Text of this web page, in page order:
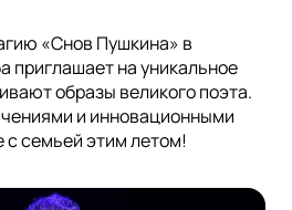
«Снов Пушкина» в
приглашает на уникальное
образы великого поэта.
и инновационными
с семьей этим летом!